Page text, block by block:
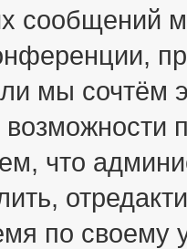
сообщений
мы
что
по своему